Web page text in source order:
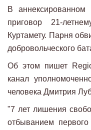
В
приговор 21-
Куртамету. Парня
добровольческого
Об этом пишет
канал
человека Дмитрия
"7 лет лишения
отбыванием